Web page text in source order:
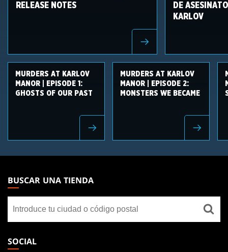
RELEASE NOTES
DE
KARLOV
MURDERS AT KARLOV
MANOR | EPISODE 1:
GHOSTS OF OUR PAST
MURDERS AT KARLOV
MANOR | EPISODE 2:
MONSTERS WE BECAME
THE
GATHERING
FOOTER
BUSCAR UNA TIENDA
una
tienda
SOCIAL